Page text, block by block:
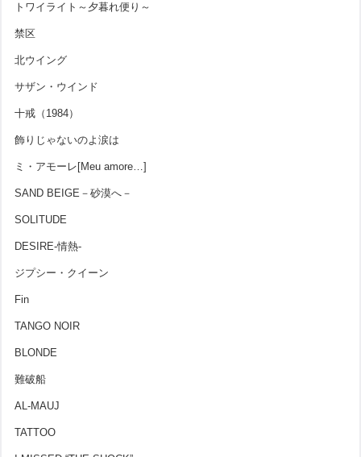
トワイライト～夕暮れ便り～
禁区
北ウイング
サザン・ウインド
十戒（1984）
飾りじゃないのよ涙は
ミ・アモーレ[Meu amore…]
SAND BEIGE－砂漠へ－
SOLITUDE
DESIRE-情熱-
ジプシー・クイーン
Fin
TANGO NOIR
BLONDE
難破船
AL-MAUJ
TATTOO